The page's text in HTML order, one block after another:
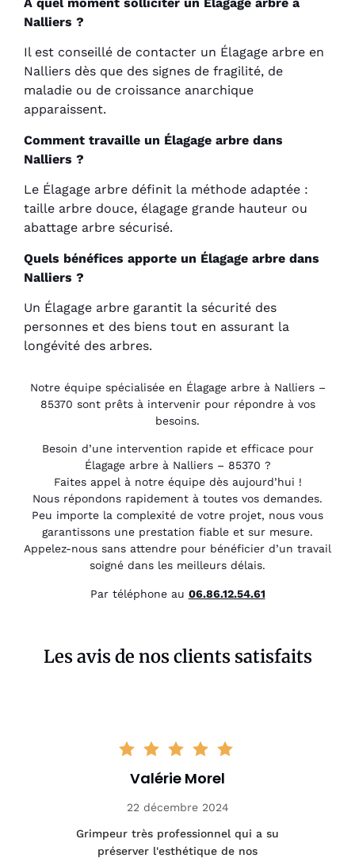
Nalliers ?
Il est conseillé de contacter un Élagage arbre en
Nalliers dès que des signes de fragilité, de
maladie ou de croissance anarchique
apparaissent.
Comment travaille un Élagage arbre dans
Nalliers ?
Le Élagage arbre définit la méthode adaptée :
taille arbre douce, élagage grande hauteur ou
abattage arbre sécurisé.
Quels bénéfices apporte un Élagage arbre dans
Nalliers ?
Un Élagage arbre garantit la sécurité des
personnes et des biens tout en assurant la
longévité des arbres.
Notre équipe spécialisée en Élagage arbre à Nalliers –
85370 sont prêts à intervenir pour répondre à vos
besoins.
Besoin d’une intervention rapide et efficace pour
Élagage arbre à Nalliers – 85370 ?
Faites appel à notre équipe dès aujourd’hui !
Nous répondons rapidement à toutes vos demandes.
Peu importe la complexité de votre projet, nous vous
garantissons une prestation fiable et sur mesure.
Appelez-nous sans attendre pour bénéficier d’un travail
soigné dans les meilleurs délais.
Par téléphone au 06.86.12.54.61
Les avis de nos clients satisfaits
Valérie Morel
22 décembre 2024
Grimpeur très professionnel qui a su
préserver l'esthétique de nos